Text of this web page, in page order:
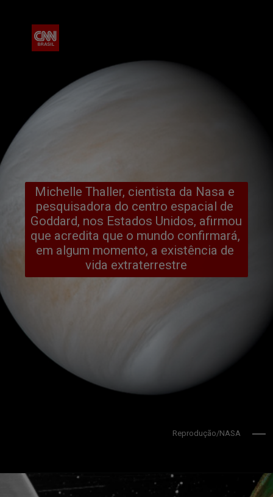
Michelle Thaller, cientista da Nasa e
pesquisadora do centro espacial de
Goddard, nos Estados Unidos, afirmou
que acredita que o mundo confirmará,
em algum momento, a existência de
vida extraterrestre
Reprodução/NASA